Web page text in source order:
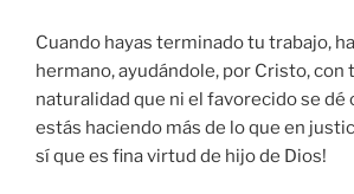
Cuando hayas terminado tu trabajo,
hermano, ayudándole, por Cristo, con
naturalidad que ni el favorecido se dé
estás haciendo más de lo que en
sí que es fina virtud de hijo de Dios!